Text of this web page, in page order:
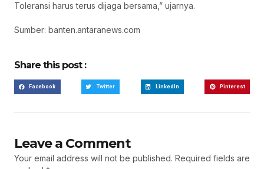
Toleransi harus terus dijaga bersama,” ujarnya.
Sumber: banten.antaranews.com
Share this post :
Facebook Twitter LinkedIn Pinterest
Leave a Comment
Your email address will not be published. Required fields are